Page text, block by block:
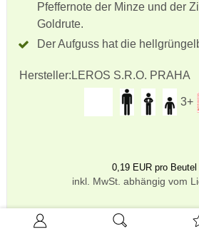
Pfeffernote der Minze und der
Goldrute.
Der Aufguss hat die
Hersteller: LEROS S.R.O. PRAHA
3+
0,19 EUR pro Beutel
inkl. MwSt. abhängig vom